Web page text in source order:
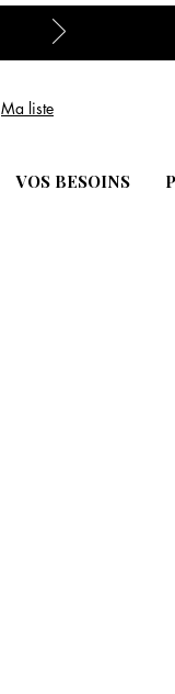
Ma liste
VOS BESOINS